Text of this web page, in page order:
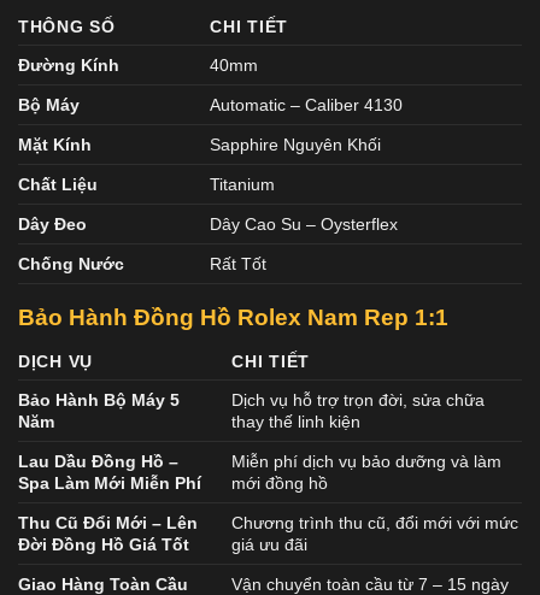
THÔNG SỐ
CHI TIẾT
Đường Kính
40mm
Bộ Máy Automatic – Caliber 4130
Mặt Kính Sapphire Nguyên Khối
Chất Liệu Titanium
Dây Đeo Dây Cao Su – Oysterflex
Chống Nước Rất Tốt
Bảo Hành Đồng Hồ Rolex Nam Rep 1:1
DỊCH VỤ
CHI TIẾT
Bảo Hành Bộ Máy 5
Năm
Dịch vụ hỗ trợ trọn đời, sửa chữa
thay thế linh kiện
Lau Dầu Đồng Hồ –
Spa Làm Mới Miễn Phí
Miễn phí dịch vụ bảo dưỡng và làm
mới đồng hồ
Thu Cũ Đổi Mới – Lên
Đời Đồng Hồ Giá Tốt
Chương trình thu cũ, đổi mới với mức
giá ưu đãi
Giao Hàng Toàn Cầu Vận chuyển toàn cầu từ 7 – 15 ngày